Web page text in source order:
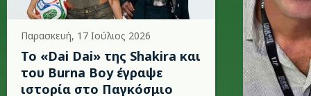
Παρασκευή, 17 Ιούλιος 2026
To «Dai Dai» της Shakira και
του Burna Boy έγραψε
ιστορία στο Παγκόσμιο